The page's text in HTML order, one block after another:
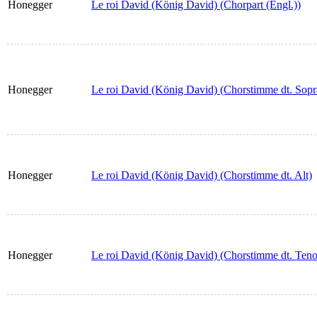
Honegger Le roi David (König David) (Chorpart (Engl.))
Honegger Le roi David (König David) (Chorstimme dt.
Honegger Le roi David (König David) (Chorstimme dt. Alt)
Honegger Le roi David (König David) (Chorstimme dt.